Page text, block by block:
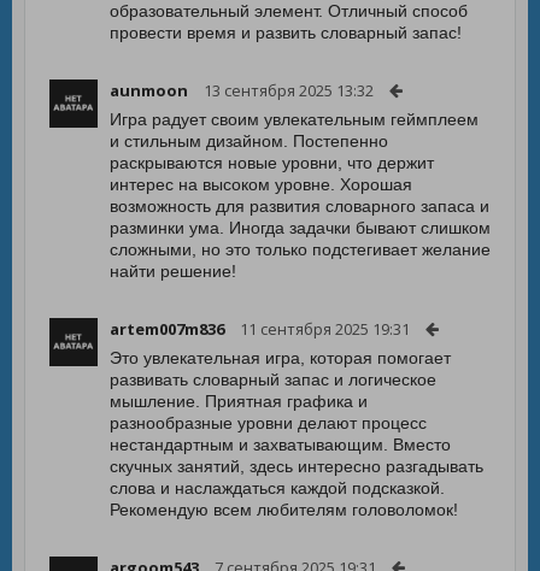
образовательный элемент. Отличный способ
провести время и развить словарный запас!
aunmoon 13 сентября 2025 13:32
Игра радует своим увлекательным геймплеем
и стильным дизайном. Постепенно
раскрываются новые уровни, что держит
интерес на высоком уровне. Хорошая
возможность для развития словарного запаса и
разминки ума. Иногда задачки бывают слишком
сложными, но это только подстегивает желание
найти решение!
artem007m836 11 сентября 2025 19:31
Это увлекательная игра, которая помогает
развивать словарный запас и логическое
мышление. Приятная графика и
разнообразные уровни делают процесс
нестандартным и захватывающим. Вместо
скучных занятий, здесь интересно разгадывать
слова и наслаждаться каждой подсказкой.
Рекомендую всем любителям головоломок!